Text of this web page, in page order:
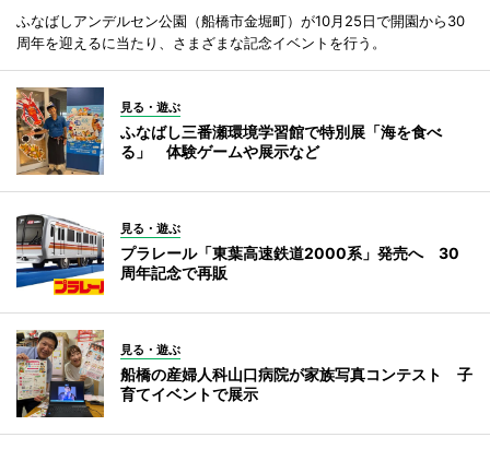
ふなばしアンデルセン公園（船橋市金堀町）が10月25日で開園から30
周年を迎えるに当たり、さまざまな記念イベントを行う。
見る・遊ぶ
ふなばし三番瀬環境学習館で特別展「海を食べ
る」 体験ゲームや展示など
見る・遊ぶ
プラレール「東葉高速鉄道2000系」発売へ 30
周年記念で再販
見る・遊ぶ
船橋の産婦人科山口病院が家族写真コンテスト 子
育てイベントで展示